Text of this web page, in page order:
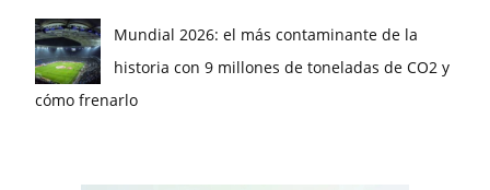
Mundial 2026: el más contaminante de la
historia con 9 millones de toneladas de CO2 y
cómo frenarlo